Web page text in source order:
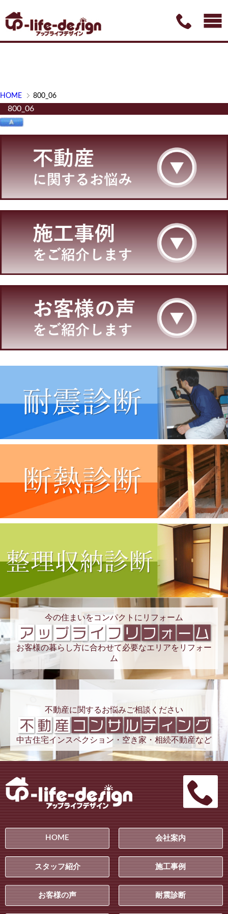
HOME 800_06
800_06
今の住まいをコンパクトにリフォーム
お客様の暮らし方に合わせて必要なエリアをリフォー
ム
不動産に関するお悩みご相談ください
中古住宅インスペクション・空き家・相続不動産など
HOME 会社案内
スタッフ紹介 施工事例
お客様の声 耐震診断